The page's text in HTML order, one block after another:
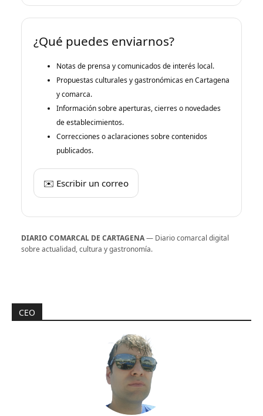
¿Qué puedes enviarnos?
Notas de prensa y comunicados de interés local.
Propuestas culturales y gastronómicas en Cartagena
y comarca.
Información sobre aperturas, cierres o novedades
de establecimientos.
Correcciones o aclaraciones sobre contenidos
publicados.
✉️ Escribir un correo
DIARIO COMARCAL DE CARTAGENA— Diario comarcal digital
sobre actualidad, cultura y gastronomía.
CEO